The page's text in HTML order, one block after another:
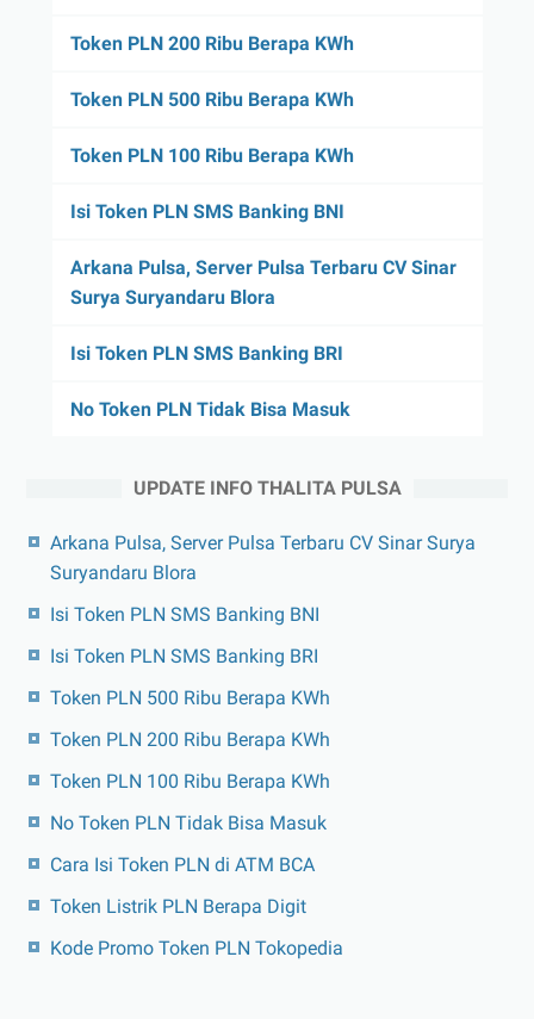
Token PLN 200 Ribu Berapa KWh
Token PLN 500 Ribu Berapa KWh
Token PLN 100 Ribu Berapa KWh
Isi Token PLN SMS Banking BNI
Arkana Pulsa, Server Pulsa Terbaru CV Sinar
Surya Suryandaru Blora
Isi Token PLN SMS Banking BRI
No Token PLN Tidak Bisa Masuk
UPDATE INFO THALITA PULSA
Arkana Pulsa, Server Pulsa Terbaru CV Sinar Surya
Suryandaru Blora
Isi Token PLN SMS Banking BNI
Isi Token PLN SMS Banking BRI
Token PLN 500 Ribu Berapa KWh
Token PLN 200 Ribu Berapa KWh
Token PLN 100 Ribu Berapa KWh
No Token PLN Tidak Bisa Masuk
Cara Isi Token PLN di ATM BCA
Token Listrik PLN Berapa Digit
Kode Promo Token PLN Tokopedia